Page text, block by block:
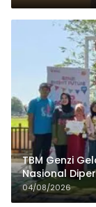
TBM Genzi
Nasional
Tembang
04/08/2026